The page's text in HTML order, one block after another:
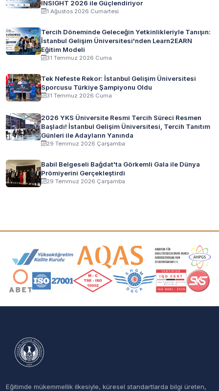
INSIGHT 2026 ile Güçlendiriyor
1 Ağustos 2026 Cumartesi
Tercih Döneminde Geleceğin Yetkinlikleriyle Tanışın:
İstanbul Gelişim Üniversitesi'nden Learn2EARN
Eğitim Modeli
31 Temmuz 2026 Cuma
Tek Nefeste Rekor: İstanbul Gelişim Üniversitesi
Sporcusu Türkiye Şampiyonu Oldu
31 Temmuz 2026 Cuma
2026 YKS Üniversite Resmi Tercih Süreci Resmen
Başladı! İstanbul Gelişim Üniversitesi, Tercih Tanıtım
Günleri ile Adayların Yanında
29 Temmuz 2026 Çarşamba
Babil Belgeseli Bağdat'ta Görkemli Gala ile Dünya
Prömiyerini Gerçekleştirdi
29 Temmuz 2026 Çarşamba
Akreditasyon ve Üyelik Logoları
Eğitimde mükemmellik ilkesiyle, küresel standartlarda bilgi üreten,